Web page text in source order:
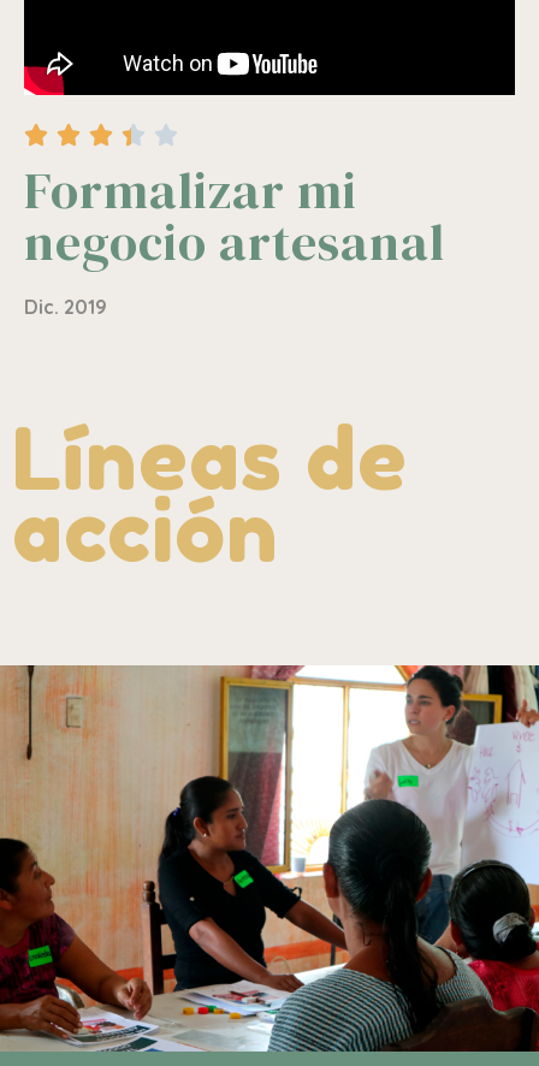
    
Formalizar mi
negocio artesanal
Dic. 2019
Líneas de
acción